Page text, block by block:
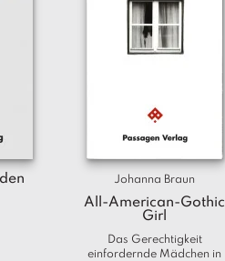
Johanna Braun
All-American-Gothic
Girl
Das Gerechtigkeit
einfordernde Mädchen in